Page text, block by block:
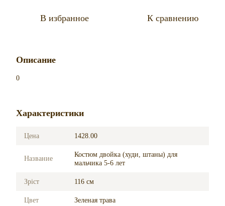
В избранное К сравнению
Описание
0
Характеристики
Цена 1428.00
Название
Костюм двойка (худи, штаны) для
мальчика 5-6 лет
Зріст 116 см
Цвет Зеленая трава